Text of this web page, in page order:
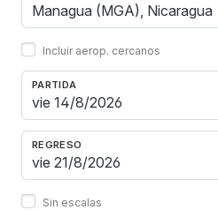
Incluir aerop. cercanos
PARTIDA
REGRESO
Sin escalas